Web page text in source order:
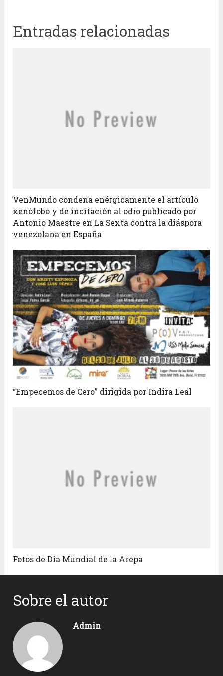
Entradas relacionadas
VenMundo condena enérgicamente el artículo
xenófobo y de incitación al odio publicado por
Antonio Maestre en La Sexta contra la diáspora
venezolana en España
“Empecemos de Cero” dirigida por Indira Leal
Fotos de Día Mundial de la Arepa
Sobre el autor
Admin